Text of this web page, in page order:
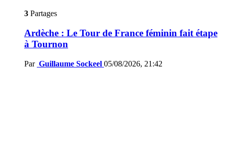
3 Partages
Ardèche : Le Tour de France féminin fait étape
à Tournon
Par Guillaume Sockeel 05/08/2026, 21:42